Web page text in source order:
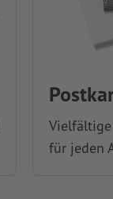
für jeden